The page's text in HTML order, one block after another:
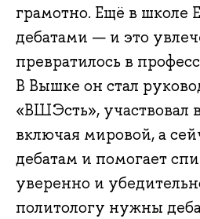
грамотно. Ещё в школе
дебатами — и это
превратилось в
В Вышке он стал
«ВШЭсть», участвовал
включая мировой, а
дебатам и помогает
уверенно и
политологу нужны